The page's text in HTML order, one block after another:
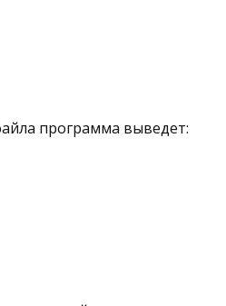
программа выведет: